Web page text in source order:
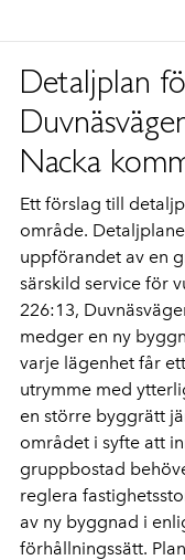
Detaljplan
Nacka
Ett förslag till
område.
uppförandet av en
särskild service för
226:13,
medger en ny
varje lägenhet får
utrymme med
en större byggrätt
området i syfte att
gruppbostad
reglera
av ny byggnad i
förhållningssätt.